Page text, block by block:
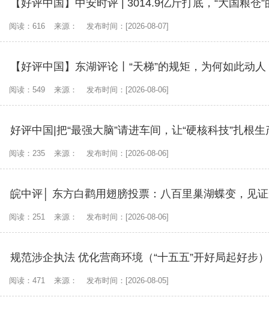
【好评中国】中安时评 | 3014.9亿斤打底，“大国粮仓
阅读：616 来源： 发布时间：[2026-08-07]
【好评中国】东湖评论丨“天梯”的规矩，为何如此动人
阅读：549 来源： 发布时间：[2026-08-06]
好评中国|把“最强大脑”请进车间，让“硬核科技”扎根
阅读：235 来源： 发布时间：[2026-08-06]
皖中评│ 东方白鹳用翅膀投票：八百里巢湖蝶变，见
阅读：251 来源： 发布时间：[2026-08-06]
规范涉企执法 优化营商环境（“十五五”开好局起好步）
阅读：471 来源： 发布时间：[2026-08-05]